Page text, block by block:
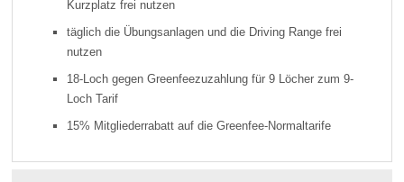
Kurzplatz frei nutzen
täglich die Übungsanlagen und die Driving Range frei
nutzen
18-Loch gegen Greenfeezuzahlung für 9 Löcher zum 9-
Loch Tarif
15% Mitgliederrabatt auf die Greenfee-Normaltarife